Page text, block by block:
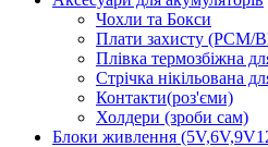
Чохли та Бокси
Плати захисту (PCM/
Плівка термозбіжна
Стрічка нікільована
Контакти(роз'єми)
Холдери (зроби сам)
Блоки живлення